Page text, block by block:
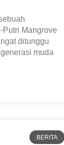
Putri Mangrove
ditunggu
muda
BERITA